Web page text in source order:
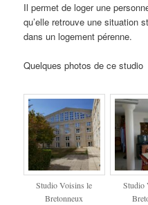
Il permet de loger une
qu’elle retrouve une situation
dans un logement pérenne.
Quelques photos de ce studio
Studio Voisins le
Bretonneux
Studio